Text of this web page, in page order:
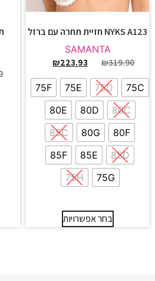
NYKS A123 חזיית תחרה עם ברזל
SAMANTA
₪319.90
₪223.93
75C
75D
75E
75F
80C
80D
80E
80F
80G
85C
85D
85E
85F
75G
75H
בחר אפשרויות